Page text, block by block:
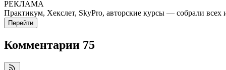
РЕКЛАМА
Практикум, Хекслет, SkyPro, авторские курсы — собрали
Перейти
Комментарии 75